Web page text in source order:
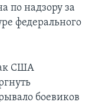
по надзору за
федерального
США
боевиков